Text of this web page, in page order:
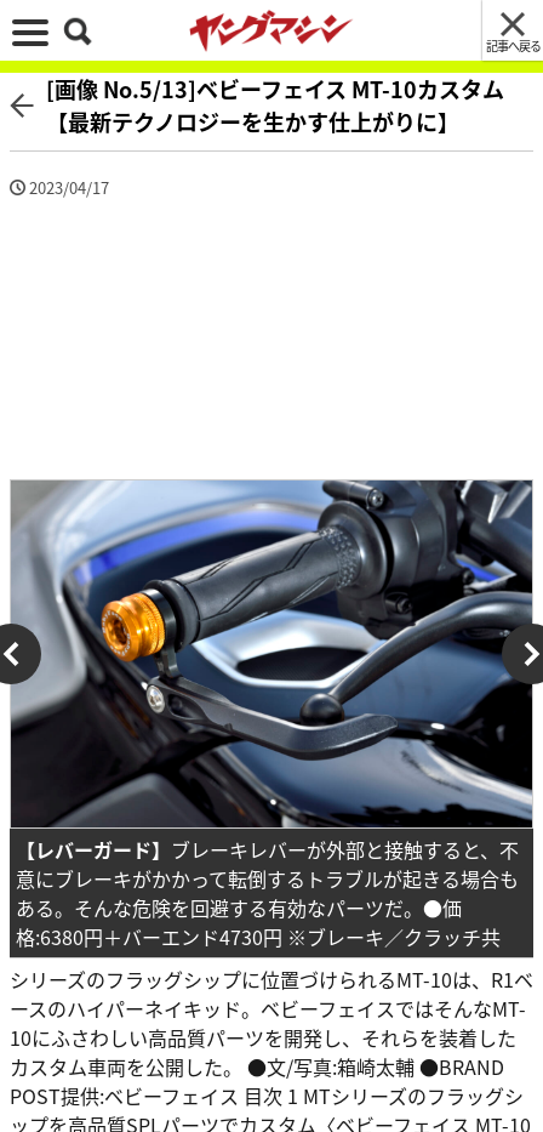
記事へ戻る
[画像 No.5/13]ベビーフェイス MT-10カスタム
【最新テクノロジーを生かす仕上がりに】
2023/04/17
【レバーガード】 ブレーキレバーが外部と接触すると、不
意にブレーキがかかって転倒するトラブルが起きる場合も
ある。そんな危険を回避する有効なパーツだ。●価
格:6380円＋バーエンド4730円 ※ブレーキ／クラッチ共
シリーズのフラッグシップに位置づけられるMT-10は、R1ベ
ースのハイパーネイキッド。ベビーフェイスではそんなMT-
10にふさわしい高品質パーツを開発し、それらを装着した
カスタム車両を公開した。 ●文/写真:箱崎太輔 ●BRAND
POST提供:ベビーフェイス 目次 1 MTシリーズのフラッグシ
ップを高品質SPLパーツでカスタム〈ベビーフェイス MT-10